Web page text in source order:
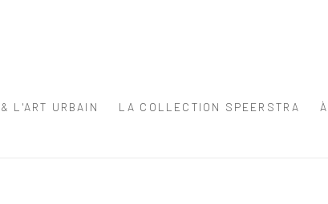
L'ART URBAIN LA COLLECTION SPEERSTRA